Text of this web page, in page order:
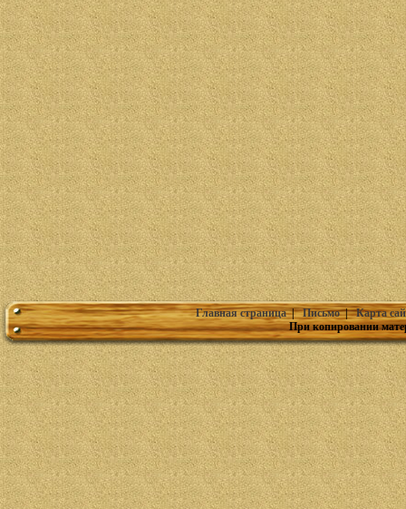
Главная страница|Письмо|Карта
При копировании